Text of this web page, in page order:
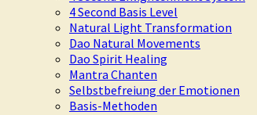
4 Second Basis Level
Natural Light Transformation
Dao Natural Movements
Dao Spirit Healing
Mantra Chanten
Selbstbefreiung der Emotionen
Basis-Methoden